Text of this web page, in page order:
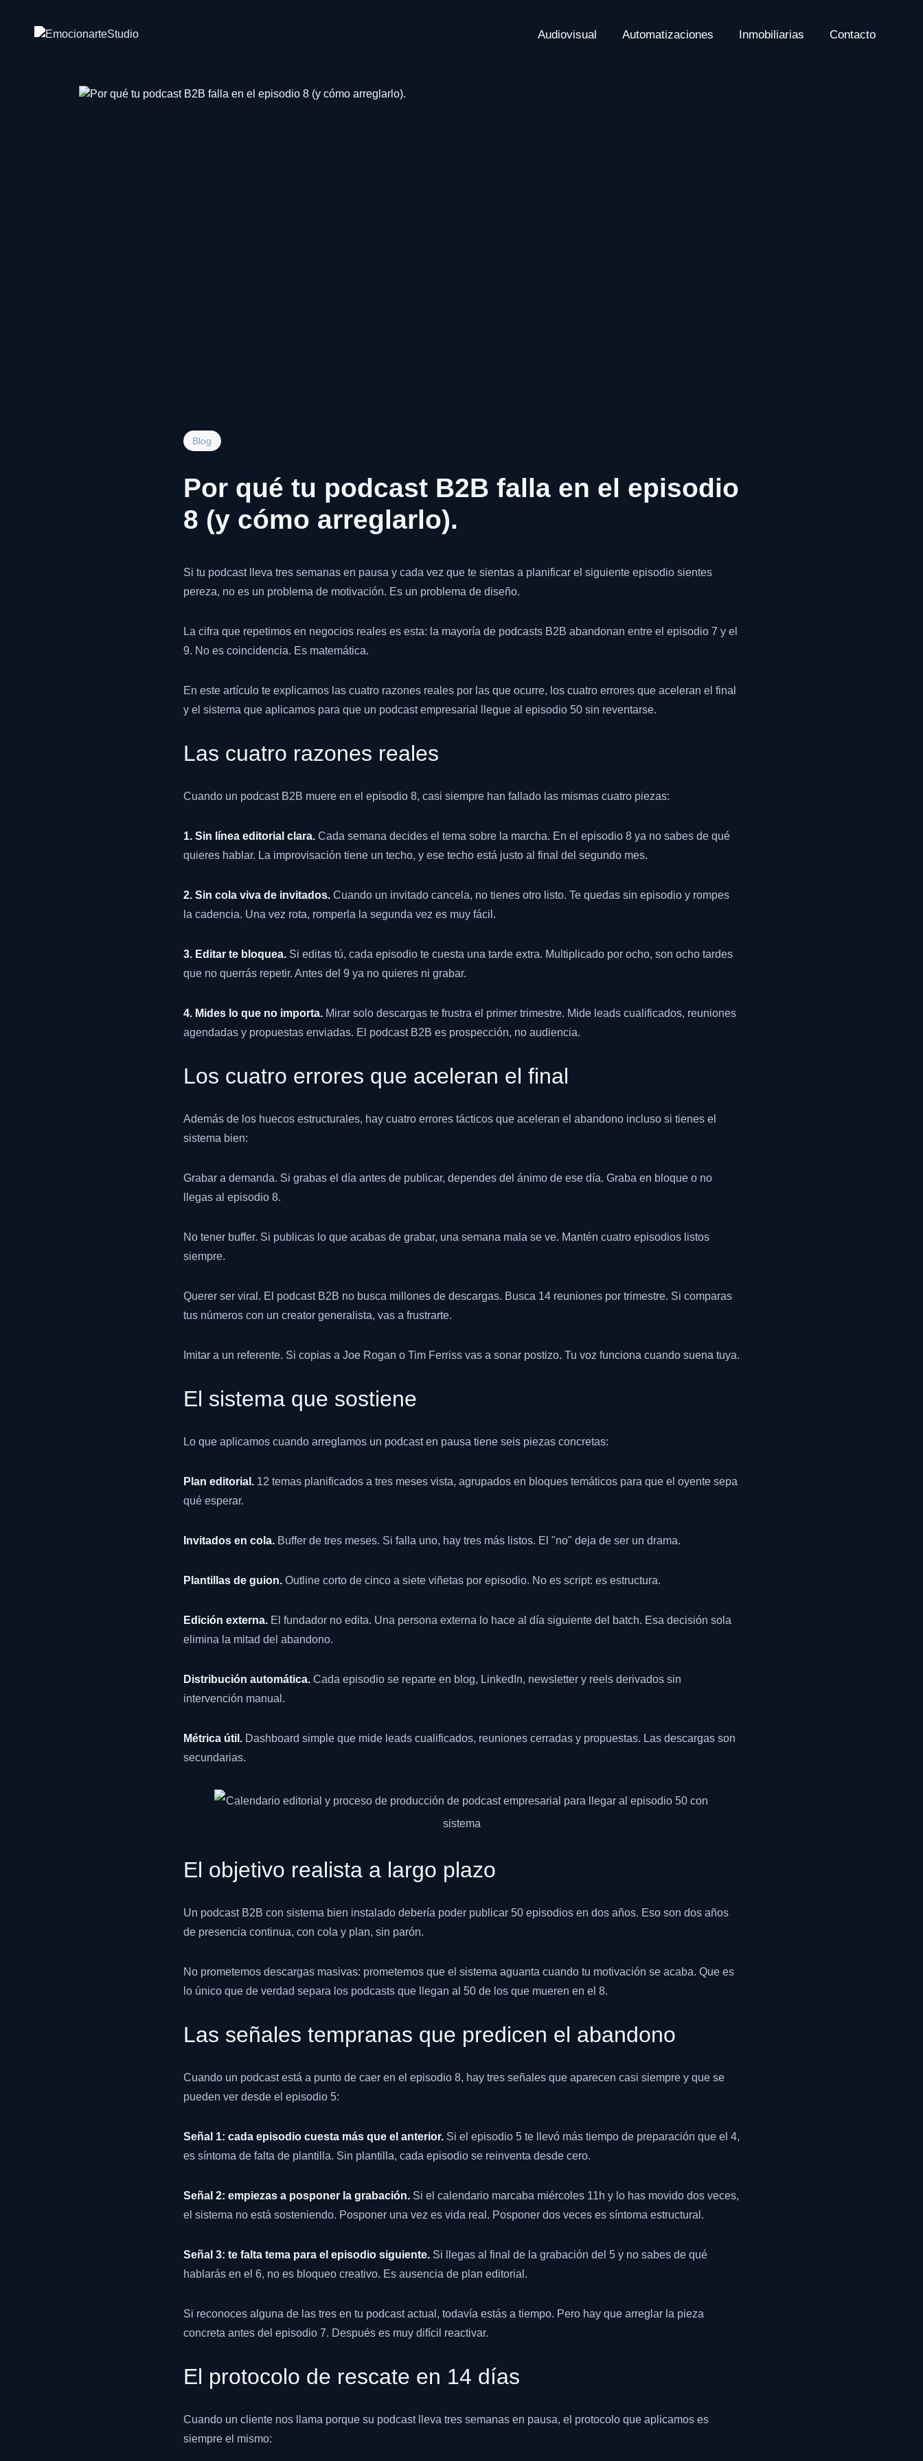
Audiovisual Automatizaciones Inmobiliarias Contacto
Blog
Por qué tu podcast B2B falla en el episodio
8 (y cómo arreglarlo).
Si tu podcast lleva tres semanas en pausa y cada vez que te sientas a planificar el siguiente episodio sientes
pereza, no es un problema de motivación. Es un problema de diseño.
La cifra que repetimos en negocios reales es esta: la mayoría de podcasts B2B abandonan entre el episodio 7 y el
9. No es coincidencia. Es matemática.
En este artículo te explicamos las cuatro razones reales por las que ocurre, los cuatro errores que aceleran el final
y el sistema que aplicamos para que un podcast empresarial llegue al episodio 50 sin reventarse.
Las cuatro razones reales
Cuando un podcast B2B muere en el episodio 8, casi siempre han fallado las mismas cuatro piezas:
1. Sin línea editorial clara. Cada semana decides el tema sobre la marcha. En el episodio 8 ya no sabes de qué
quieres hablar. La improvisación tiene un techo, y ese techo está justo al final del segundo mes.
2. Sin cola viva de invitados. Cuando un invitado cancela, no tienes otro listo. Te quedas sin episodio y rompes
la cadencia. Una vez rota, romperla la segunda vez es muy fácil.
3. Editar te bloquea. Si editas tú, cada episodio te cuesta una tarde extra. Multiplicado por ocho, son ocho tardes
que no querrás repetir. Antes del 9 ya no quieres ni grabar.
4. Mides lo que no importa. Mirar solo descargas te frustra el primer trimestre. Mide leads cualificados, reuniones
agendadas y propuestas enviadas. El podcast B2B es prospección, no audiencia.
Los cuatro errores que aceleran el final
Además de los huecos estructurales, hay cuatro errores tácticos que aceleran el abandono incluso si tienes el
sistema bien:
Grabar a demanda. Si grabas el día antes de publicar, dependes del ánimo de ese día. Graba en bloque o no
llegas al episodio 8.
No tener buffer. Si publicas lo que acabas de grabar, una semana mala se ve. Mantén cuatro episodios listos
siempre.
Querer ser viral. El podcast B2B no busca millones de descargas. Busca 14 reuniones por trimestre. Si comparas
tus números con un creator generalista, vas a frustrarte.
Imitar a un referente. Si copias a Joe Rogan o Tim Ferriss vas a sonar postizo. Tu voz funciona cuando suena tuya.
El sistema que sostiene
Lo que aplicamos cuando arreglamos un podcast en pausa tiene seis piezas concretas:
Plan editorial. 12 temas planificados a tres meses vista, agrupados en bloques temáticos para que el oyente sepa
qué esperar.
Invitados en cola. Buffer de tres meses. Si falla uno, hay tres más listos. El "no" deja de ser un drama.
Plantillas de guion. Outline corto de cinco a siete viñetas por episodio. No es script: es estructura.
Edición externa. El fundador no edita. Una persona externa lo hace al día siguiente del batch. Esa decisión sola
elimina la mitad del abandono.
Distribución automática. Cada episodio se reparte en blog, LinkedIn, newsletter y reels derivados sin
intervención manual.
Métrica útil. Dashboard simple que mide leads cualificados, reuniones cerradas y propuestas. Las descargas son
secundarias.
El objetivo realista a largo plazo
Un podcast B2B con sistema bien instalado debería poder publicar 50 episodios en dos años. Eso son dos años
de presencia continua, con cola y plan, sin parón.
No prometemos descargas masivas: prometemos que el sistema aguanta cuando tu motivación se acaba. Que es
lo único que de verdad separa los podcasts que llegan al 50 de los que mueren en el 8.
Las señales tempranas que predicen el abandono
Cuando un podcast está a punto de caer en el episodio 8, hay tres señales que aparecen casi siempre y que se
pueden ver desde el episodio 5:
Señal 1: cada episodio cuesta más que el anterior. Si el episodio 5 te llevó más tiempo de preparación que el 4,
es síntoma de falta de plantilla. Sin plantilla, cada episodio se reinventa desde cero.
Señal 2: empiezas a posponer la grabación. Si el calendario marcaba miércoles 11h y lo has movido dos veces,
el sistema no está sosteniendo. Posponer una vez es vida real. Posponer dos veces es síntoma estructural.
Señal 3: te falta tema para el episodio siguiente. Si llegas al final de la grabación del 5 y no sabes de qué
hablarás en el 6, no es bloqueo creativo. Es ausencia de plan editorial.
Si reconoces alguna de las tres en tu podcast actual, todavía estás a tiempo. Pero hay que arreglar la pieza
concreta antes del episodio 7. Después es muy difícil reactivar.
El protocolo de rescate en 14 días
Cuando un cliente nos llama porque su podcast lleva tres semanas en pausa, el protocolo que aplicamos es
siempre el mismo: